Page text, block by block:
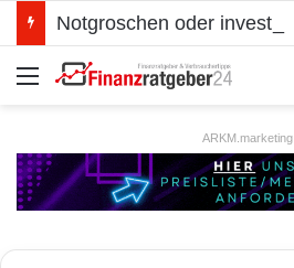
Menü
ARKM.marketing